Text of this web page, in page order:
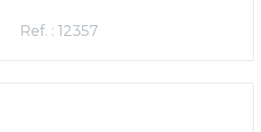
Ref. : 12357